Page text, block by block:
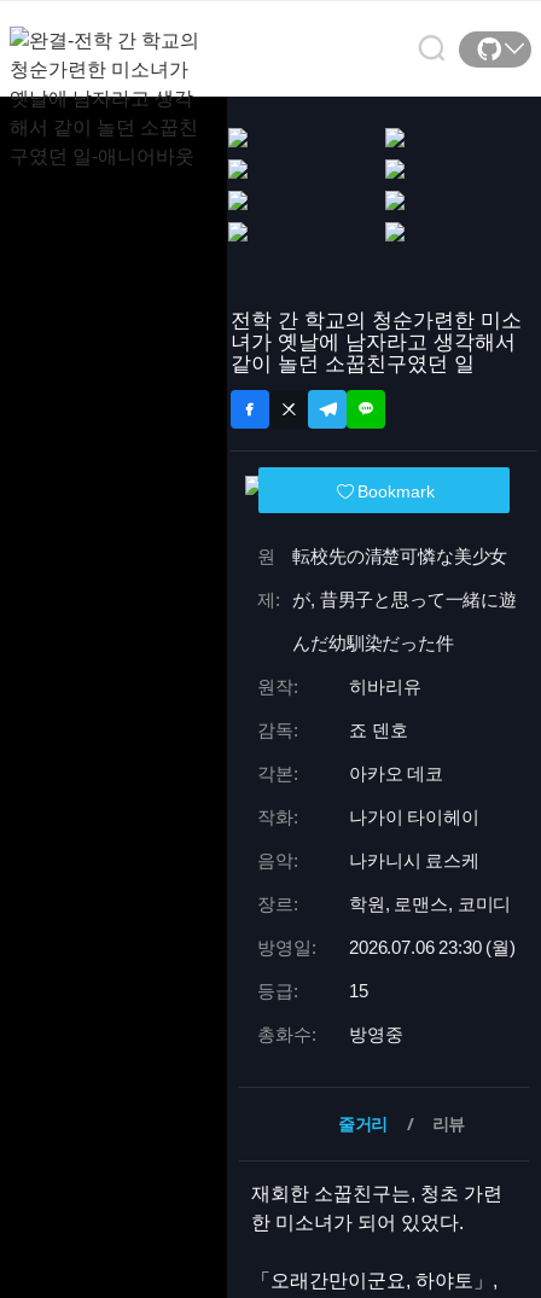
전학 간 학교의 청순가련한 미소
녀가 옛날에 남자라고 생각해서
같이 놀던 소꿉친구였던 일
Bookmark
원
제:
転校先の清楚可憐な美少女
が, 昔男子と思って一緒に遊
んだ幼馴染だった件
원작: 히바리유
감독: 죠 덴호
각본: 아카오 데코
작화: 나가이 타이헤이
음악: 나카니시 료스케
장르: 학원, 로맨스, 코미디
방영일: 2026.07.06 23:30 (월)
등급: 15
총화수: 방영중
줄거리 리뷰
재회한 소꿉친구는, 청초 가련
한 미소녀가 되어 있었다.
「오래간만이군요, 하야토」,